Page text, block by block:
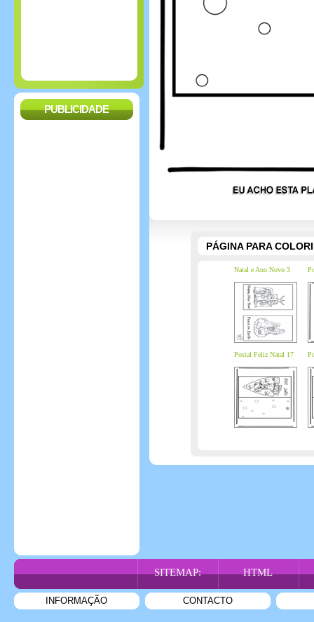
PUBLICIDADE
PÁGINA PARA
Natal e Ano Novo 3
Postal Feliz Natal 17
SITEMAP: HTML
INFORMAÇÃO CONTACTO